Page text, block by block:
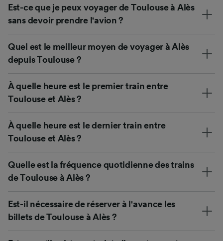
Est-ce que je peux voyager de Toulouse à Alès
sans devoir prendre l'avion ?
Quel est le meilleur moyen de voyager à Alès
depuis Toulouse ?
À quelle heure est le premier train entre
Toulouse et Alès ?
À quelle heure est le dernier train entre
Toulouse et Alès ?
Quelle est la fréquence quotidienne des trains
de Toulouse à Alès ?
Est-il nécessaire de réserver à l'avance les
billets de Toulouse à Alès ?